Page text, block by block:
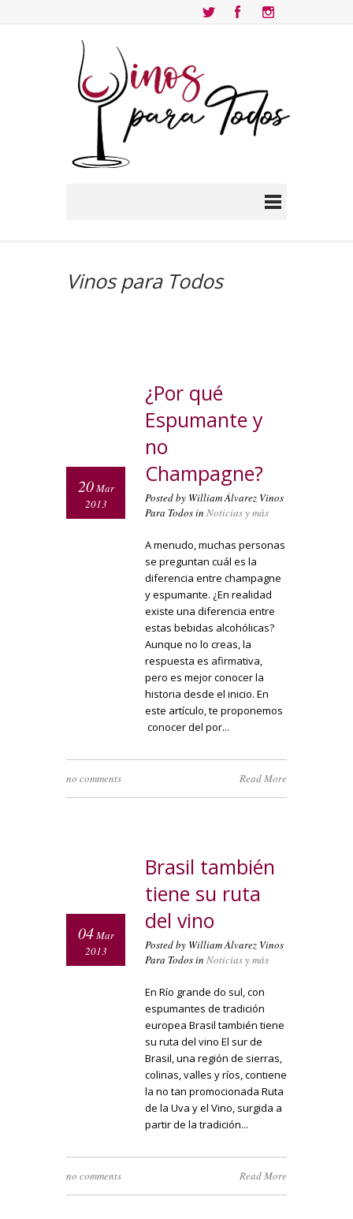
Vinos para Todos
¿Por qué
Espumante y
no
Champagne?
20Mar
2013
Posted by William Álvarez Vinos
Para Todos in Noticias y más
A menudo, muchas personas
se preguntan cuál es la
diferencia entre champagne
y espumante. ¿En realidad
existe una diferencia entre
estas bebidas alcohólicas?
Aunque no lo creas, la
respuesta es afirmativa,
pero es mejor conocer la
historia desde el inicio. En
este artículo, te proponemos
conocer del por...
no comments Read More
Brasil también
tiene su ruta
del vino
04Mar
2013
Posted by William Álvarez Vinos
Para Todos in Noticias y más
En Río grande do sul, con
espumantes de tradición
europea Brasil también tiene
su ruta del vino El sur de
Brasil, una región de sierras,
colinas, valles y ríos, contiene
la no tan promocionada Ruta
de la Uva y el Vino, surgida a
partir de la tradición...
no comments Read More